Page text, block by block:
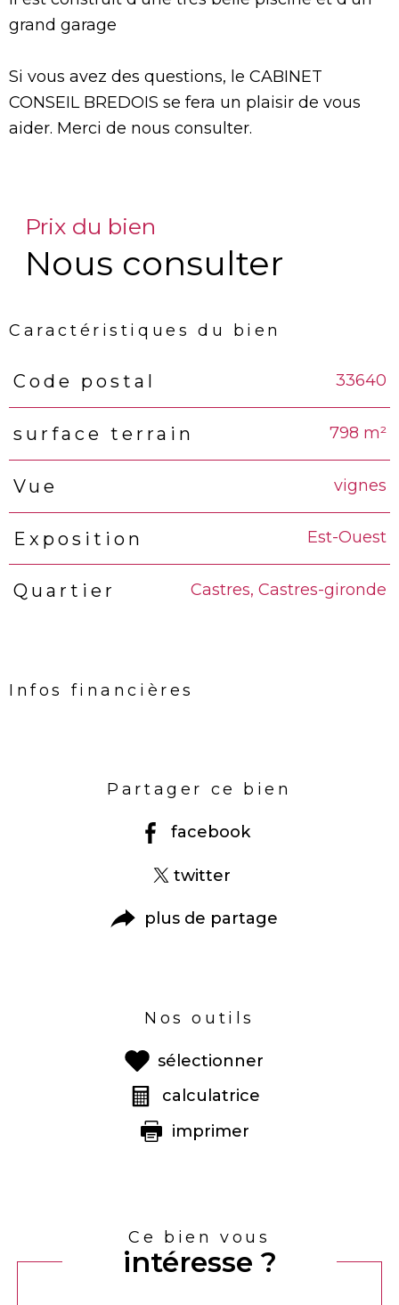
grand garage
Si vous avez des questions, le CABINET
CONSEIL BREDOIS se fera un plaisir de vous
aider. Merci de nous consulter.
Prix du bien
Nous consulter
Caractéristiques du bien
Caractéristiques
Code postal 33640
surface terrain 798 m²
Vue vignes
Exposition Est-Ouest
Quartier Castres, Castres-gironde
Infos financières
Partager ce bien
facebook
twitter
plus de partage
Nos outils
sélectionner
calculatrice
imprimer
Ce bien vous
intéresse ?